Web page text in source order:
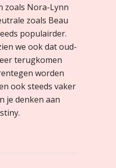
zoals Nora-Lynn
zoals Beau
populairder.
we ook dat oud-
terugkomen
worden
ook steeds vaker
je denken aan